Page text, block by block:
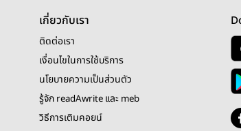
เกี่ยวกับเรา
ติดต่อเรา
เงื่อนไขในการใช้บริการ
นโยบายความเป็นส่วนตัว
รู้จัก readAwrite และ meb
วิธีการเติมคอยน์